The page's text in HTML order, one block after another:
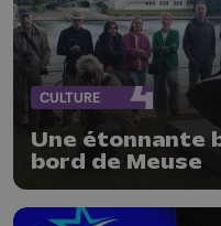
CULTURE
Une étonnante
bord de Meuse